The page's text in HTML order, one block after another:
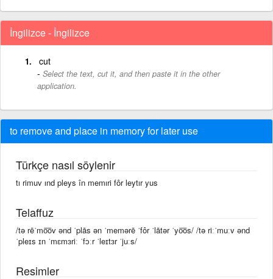
İngilizce - İngilizce
cut
Select the text, cut it, and then paste it in the other
application.
to remove and place in memory for later use
Türkçe nasıl söylenir
tı rimuv ınd pleys în memıri fôr leytır yus
Telaffuz
/tə rēˈmo͞ov ənd ˈplās ən ˈmemərē ˈfôr ˈlātər ˈyo͞os/ /tə riːˈmuːv ənd
ˈpleɪs ɪn ˈmɛmɜriː ˈfɔːr ˈleɪtɜr ˈjuːs/
Resimler